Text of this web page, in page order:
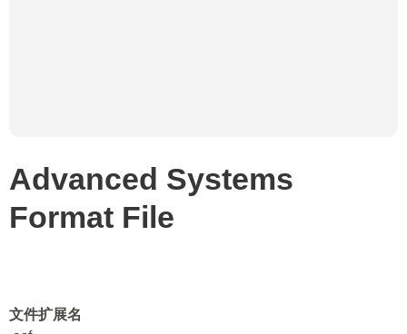
Advanced Systems
Format File
文件扩展名